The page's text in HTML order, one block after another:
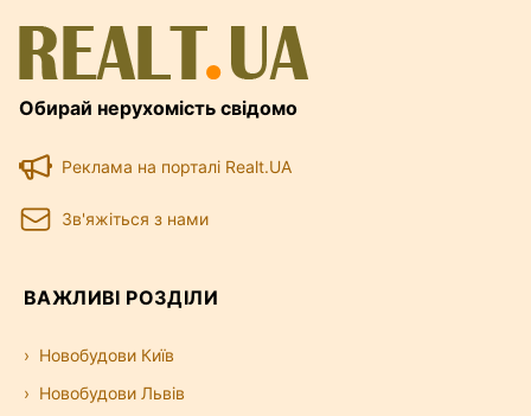
Обирай нерухомість свідомо
Реклама на порталі Realt.UA
Зв'яжіться з нами
ВАЖЛИВІ РОЗДІЛИ
Новобудови Київ
Новобудови Львів